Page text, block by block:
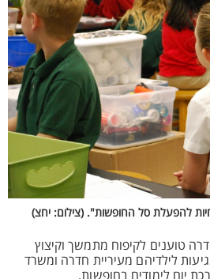
להפעלת סל החופשות". (צילום: יחצ)
טוענים לקיפוח מתמשך וקיצוץ
לילדיהם מעיריית חדרה ומשרד
יום לימודים בחופשות.